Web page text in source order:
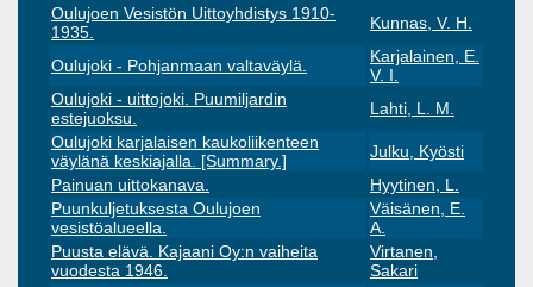
Oulujoen Vesistön Uittoyhdistys 1910-
1935.
Kunnas, V. H.
Oulujoki - Pohjanmaan valtaväylä.
Karjalainen, E.
V. I.
Oulujoki - uittojoki. Puumiljardin
estejuoksu.
Lahti, L. M.
Oulujoki karjalaisen kaukoliikenteen
väylänä keskiajalla. [Summary.]
Julku, Kyösti
Painuan uittokanava.
Hyytinen, L.
Puunkuljetuksesta Oulujoen
vesistöalueella.
Väisänen, E.
A.
Puusta elävä. Kajaani Oy:n vaiheita
vuodesta 1946.
Virtanen,
Sakari